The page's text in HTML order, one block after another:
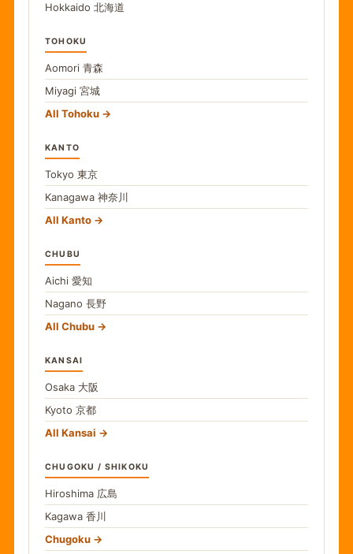
Hokkaido 北海道
TOHOKU
Aomori 青森
Miyagi 宮城
All Tohoku
KANTO
Tokyo 東京
Kanagawa 神奈川
All Kanto
CHUBU
Aichi 愛知
Nagano 長野
All Chubu
KANSAI
Osaka 大阪
Kyoto 京都
All Kansai
CHUGOKU / SHIKOKU
Hiroshima 広島
Kagawa 香川
Chugoku